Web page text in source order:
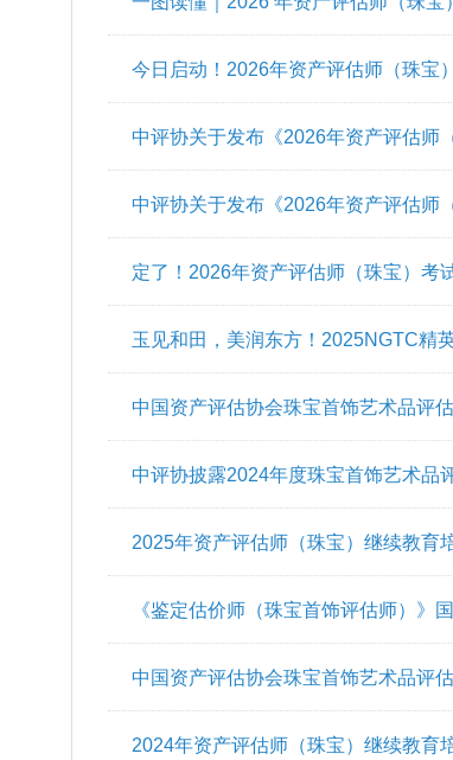
报考指南 | 资产评估师（珠宝）考试
欢迎报考资产评估师（珠宝）
一图读懂｜2026 年资产评估师（珠宝
今日启动！2026年资产评估师（珠宝
中评协关于发布《2026年资产评估师
科目大纲》的公告
中评协关于发布《2026年资产评估师
科目报名简章》的公告
定了！2026年资产评估师（珠宝）考
玉见和田，美润东方！2025NGTC精
中国资产评估协会珠宝首饰艺术品评
中评协披露2024年度珠宝首饰艺术品
2025年资产评估师（珠宝）继续教育
《鉴定估价师（珠宝首饰评估师）》